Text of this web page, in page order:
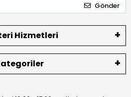
Gönder
Hizmetleri